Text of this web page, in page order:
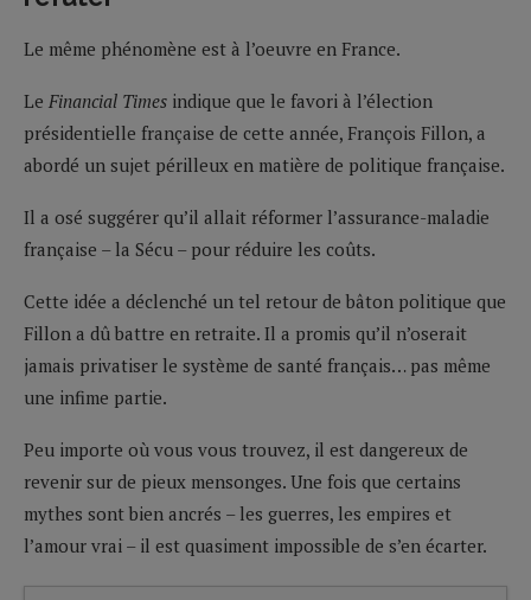
Le même phénomène est à l’oeuvre en France.
Le Financial Times indique que le favori à l’élection
présidentielle française de cette année, François Fillon, a
abordé un sujet périlleux en matière de politique française.
Il a osé suggérer qu’il allait réformer l’assurance-maladie
française – la Sécu – pour réduire les coûts.
Cette idée a déclenché un tel retour de bâton politique que
Fillon a dû battre en retraite. Il a promis qu’il n’oserait
jamais privatiser le système de santé français… pas même
une infime partie.
Peu importe où vous vous trouvez, il est dangereux de
revenir sur de pieux mensonges. Une fois que certains
mythes sont bien ancrés – les guerres, les empires et
l’amour vrai – il est quasiment impossible de s’en écarter.